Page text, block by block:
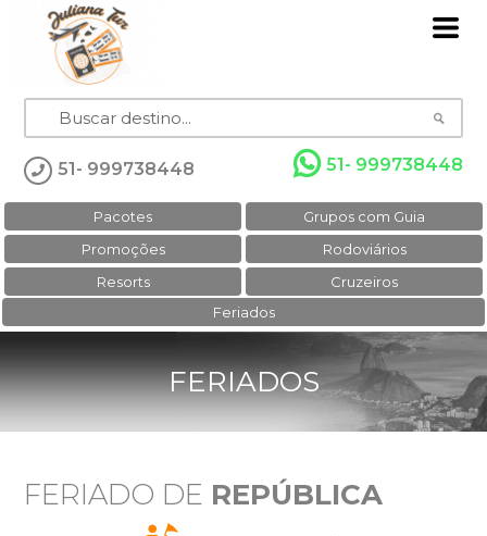
51- 999738448 51- 999738448
Pacotes
Grupos com Guia
Promoções
Rodoviários
Resorts
Cruzeiros
Feriados
FERIADOS
FERIADO DE REPÚBLICA